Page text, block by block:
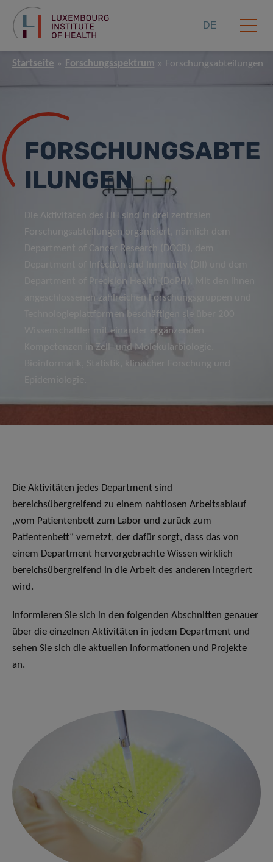
DE
Startseite Forschungsspektrum Forschungsabteilungen
FORSCHUNGSABTE
ILUNGEN
Die Aktivitäten des LIH sind in drei zentralen
Forschungsabteilungen organisiert, nämlich dem
Department of Cancer Research (DOCR), dem
Department of Infection and Immunity (DII) und dem
Department of Precision Health (DoPH). Mit den ihnen
angeschlossenen zahlreichen Forschungsgruppen und
Technologieplattformen beschäftigen sie über 200
Wissenschaftler mit einander ergänzenden
Kompetenzen in Zell- und Molekularbiologie,
Bioinformatik, Statistik, klinischer Forschung und
Epidemiologie.
Die Aktivitäten jedes Department sind
bereichsübergreifend zu einem nahtlosen Arbeitsablauf
„vom Patientenbett zum Labor und zurück zum
Patientenbett“ vernetzt, der dafür sorgt, dass das von
einem Department hervorgebrachte Wissen wirklich
bereichsübergreifend in die Arbeit des anderen integriert
wird.
Informieren Sie sich in den folgenden Abschnitten genauer
über die einzelnen Aktivitäten in jedem Department und
sehen Sie sich die aktuellen Informationen und Projekte
an.